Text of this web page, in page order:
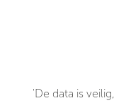
'De data is